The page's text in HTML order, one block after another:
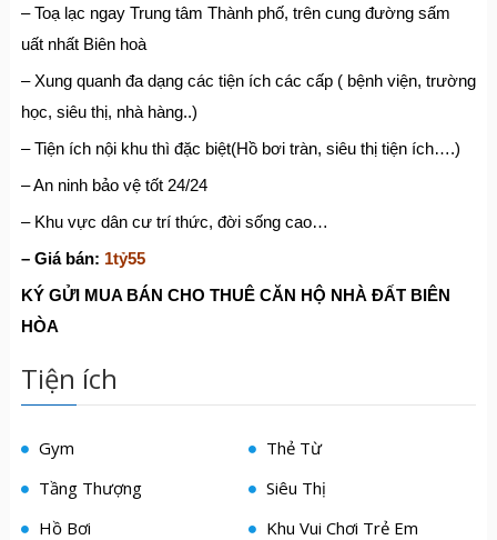
– Toạ lạc ngay Trung tâm Thành phố, trên cung đường sấm
uất nhất Biên hoà
– Xung quanh đa dạng các tiện ích các cấp ( bệnh viện, trường
học, siêu thị, nhà hàng..)
– Tiện ích nội khu thì đặc biệt(Hồ bơi tràn, siêu thị tiện ích….)
– An ninh bảo vệ tốt 24/24
– Khu vực dân cư trí thức, đời sống cao…
– Giá bán: 1tỷ55
KÝ GỬI MUA BÁN CHO THUÊ CĂN HỘ NHÀ ĐẤT BIÊN
HÒA
Tiện ích
Gym
Thẻ Từ
Tầng Thượng
Siêu Thị
Hồ Bơi
Khu Vui Chơi Trẻ Em